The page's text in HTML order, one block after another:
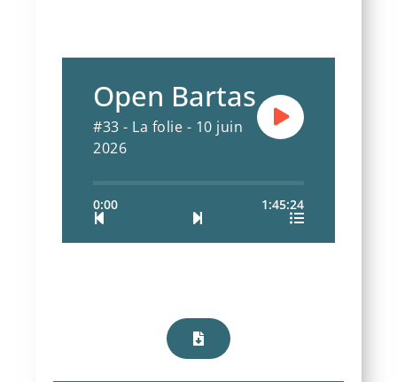
Open Bartas
#33 - La folie - 10 juin
2026
0:00 1:45:24